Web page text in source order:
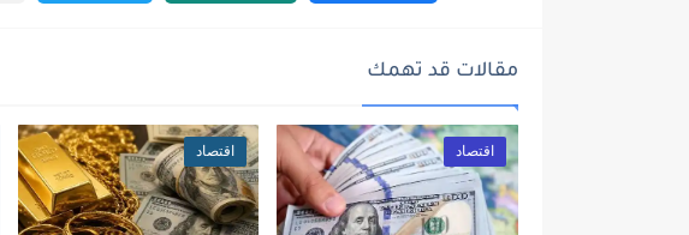
مقالات قد تهمك
اقتصاد اقتصاد